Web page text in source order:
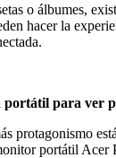
o álbumes,
hacer la
portátil para ver
protagonismo
portátil Acer